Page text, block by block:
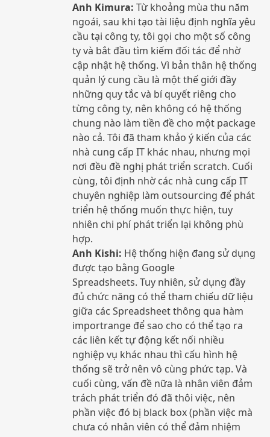
Anh Kimura: Từ khoảng mùa thu năm
ngoái, sau khi tạo tài liệu định nghĩa yêu
cầu tại công ty, tôi gọi cho một số công
ty và bắt đầu tìm kiếm đối tác để nhờ
cập nhật hệ thống. Vì bản thân hệ thống
quản lý cung cầu là một thế giới đầy
những quy tắc và bí quyết riêng cho
từng công ty, nên không có hệ thống
chung nào làm tiền đề cho một package
nào cả. Tôi đã tham khảo ý kiến ​​của các
nhà cung cấp IT khác nhau, nhưng mọi
nơi đều đề nghị phát triển scratch. Cuối
cùng, tôi định nhờ các nhà cung cấp IT
chuyên nghiệp làm outsourcing để phát
triển hệ thống muốn thực hiện, tuy
nhiên chi phí phát triển lại không phù
hợp.
Anh Kishi: Hệ thống hiện đang sử dụng
được tạo bằng Google
Spreadsheets. Tuy nhiên, sử dụng đầy
đủ chức năng có thể tham chiếu dữ liệu
giữa các Spreadsheet thông qua hàm
importrange để sao cho có thể tạo ra
các liên kết tự động kết nối nhiều
nghiệp vụ khác nhau thì cấu hình hệ
thống sẽ trở nên vô cùng phức tạp. Và
cuối cùng, vấn đề nữa là nhân viên đảm
trách phát triển đó đã thôi việc, nên
phần việc đó bị black box (phần việc mà
chưa có nhân viên có thể đảm nhiệm